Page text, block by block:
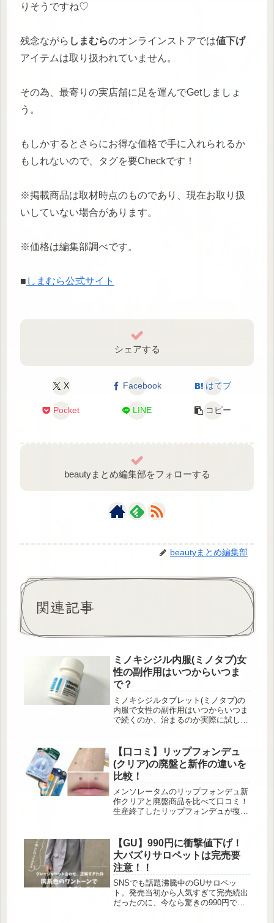
りそうですね♡
残念ながら しまむらのオンラインストアでは値下げ
アイテムは取り扱われていません。
その為、最寄りの実店舗に足を運んでGetしましょ
う。
もしかするとさらにお得な価格で手に入れられるか
もしれないので、タグを要Checkです！
※掲載商品は取材時点のものであり、現在お取り扱
いしていない場合があります。
※価格は編集部調べです。
■ しまむら公式サイト
シェアする
X Facebook はてブ
Pocket LINE コピー
beautyまとめ編集部をフォローする
beautyまとめ編集部
関連記事
ミノキシジル内服(ミノタブ)女
性の副作用はいつからいつま
で？
ミノキシジルタブレット(ミノタブ)の
内服で女性の副作用はいつからいつま
で続くのか、治まるのか実際に試した
状についてもまとめました！
【口コミ】リップフォンデュ
(クリア)の廃盤と新作の違いを
比較！
メンソレータムのリップフォンデュ新
作クリアと廃盤商品を比べて口コミ！
生産終了したリップフォンデュが復刻
【GU】990円に衝撃値下げ！
大バズりサロペットは完売要
注意！！
SNSでも話題沸騰中のGUサロペッ
ト。発売当初から人気すぎて完売続出
だったのに、今なら驚きの990円で手